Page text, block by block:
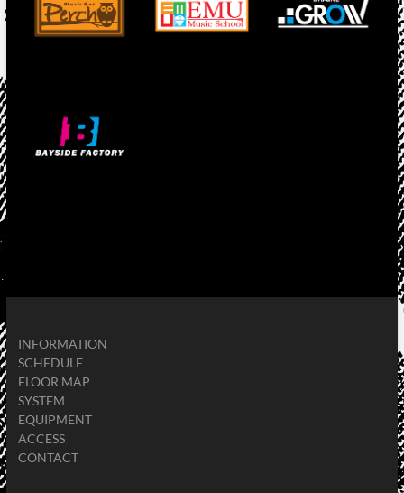
INFORMATION
SCHEDULE
FLOOR MAP
SYSTEM
EQUIPMENT
ACCESS
CONTACT